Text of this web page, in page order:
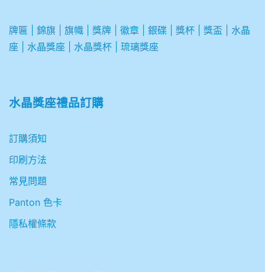
牌匾 錦旗 旗幟 獎牌 徽章 銀碟 獎杯 獎盃
水晶
座
水晶獎座 水晶獎杯 琉璃獎座
水晶獎座禮品訂購
訂購須知
印刷方法
常見問題
Panton 色卡
隱私權條款